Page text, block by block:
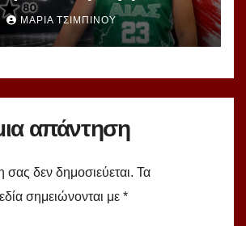
νέα γενιά της Νότιας
ΜΑΡΊΑ ΤΣΙΜΠΙΝΟΎ
απάντηση
σας δεν δημοσιεύεται. Τα
σημειώνονται με *